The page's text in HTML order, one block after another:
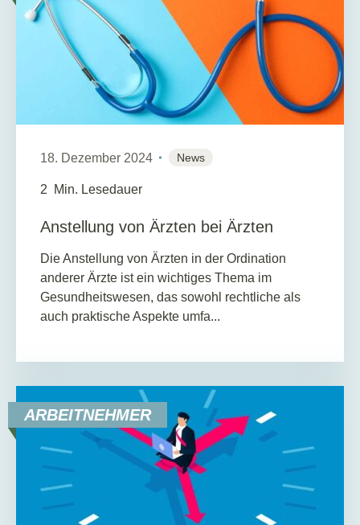
18. Dezember 2024 News
2 Min. Lesedauer
Anstellung von Ärzten bei Ärzten
Die Anstellung von Ärzten in der Ordination
anderer Ärzte ist ein wichtiges Thema im
Gesundheitswesen, das sowohl rechtliche als
auch praktische Aspekte umfa...
ARBEITNEHMER